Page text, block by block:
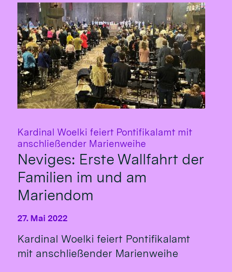
Kardinal Woelki feiert Pontifikalamt mit
anschließender Marienweihe
Neviges: Erste Wallfahrt der
Familien im und am
Mariendom
27. Mai 2022
Kardinal Woelki feiert Pontifikalamt
mit anschließender Marienweihe